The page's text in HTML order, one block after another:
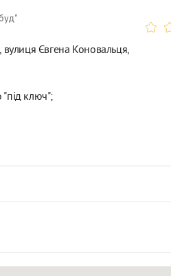
вулиця Євгена Коновальця,
"під ключ";